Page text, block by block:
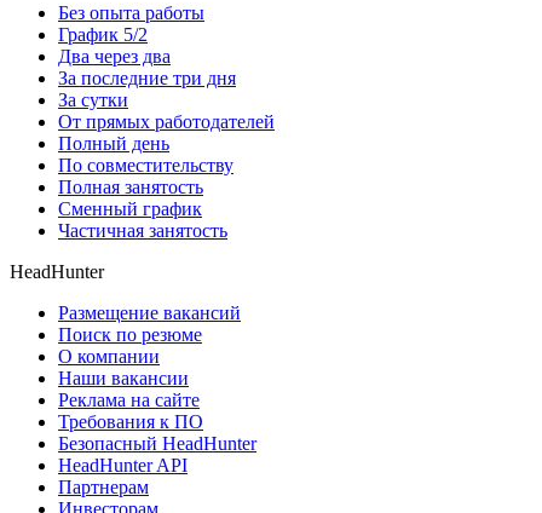
Без опыта работы
График 5/2
Два через два
За последние три дня
За сутки
От прямых работодателей
Полный день
По совместительству
Полная занятость
Сменный график
Частичная занятость
HeadHunter
Размещение вакансий
Поиск по резюме
О компании
Наши вакансии
Реклама на сайте
Требования к ПО
Безопасный HeadHunter
HeadHunter API
Партнерам
Инвесторам